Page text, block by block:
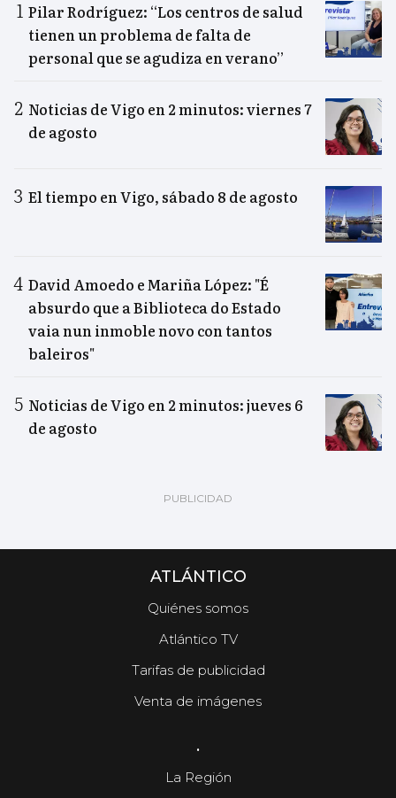
Pilar Rodríguez: “Los centros de salud
tienen un problema de falta de
personal que se agudiza en verano”
Noticias de Vigo en 2 minutos: viernes 7
de agosto
El tiempo en Vigo, sábado 8 de agosto
David Amoedo e Mariña López: "É
absurdo que a Biblioteca do Estado
vaia nun inmoble novo con tantos
baleiros"
Noticias de Vigo en 2 minutos: jueves 6
de agosto
ATLÁNTICO
Quiénes somos
Atlántico TV
Tarifas de publicidad
Venta de imágenes
.
La Región